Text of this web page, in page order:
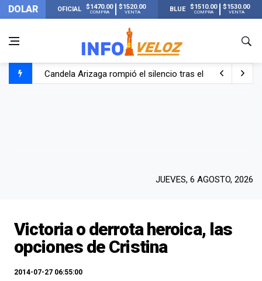
DOLAR OFICIAL $1470.00
COMPRA
$1520.00
VENTA BLUE $1510.00
COMPRA
$1530.00
VENTA
Candela Arizaga rompió el silencio tras el incidente con
JUEVES, 6 AGOSTO, 2026
Victoria o derrota heroica, las
opciones de Cristina
2014-07-27 06:55:00